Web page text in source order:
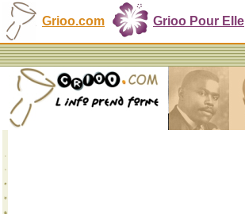
Grioo.com Grioo Pour Elle